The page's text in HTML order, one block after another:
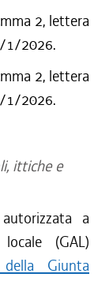
2, lettera
1/2026.
2, lettera
1/2026.
ittiche e
a
(GAL)
della Giunta